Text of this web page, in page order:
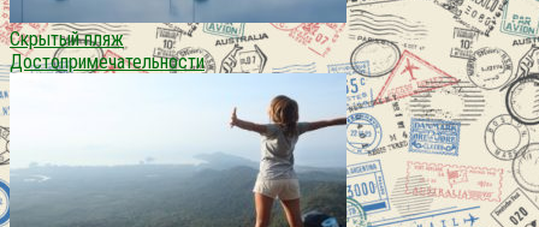
Скрытый пляж
Достопримечательности